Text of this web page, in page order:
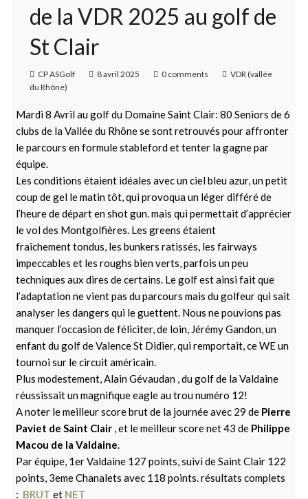
de la VDR 2025 au golf de
St Clair
CP ASGolf 8 avril 2025 0 comments
VDR (vallée
du Rhône)
Mardi 8 Avril au golf du Domaine Saint Clair: 80 Seniors de 6
clubs de la Vallée du Rhône se sont retrouvés pour affronter
le parcours en formule stableford et tenter la gagne par
équipe.
Les conditions étaient idéales avec un ciel bleu azur, un petit
coup de gel le matin tôt, qui provoqua un léger différé de
l’heure de départ en shot gun. mais qui permettait d’apprécier
le vol des Montgolfières. Les greens étaient
fraîchement tondus, les bunkers ratissés, les fairways
impeccables et les roughs bien verts, parfois un peu
techniques aux dires de certains. Le golf est ainsi fait que
l’adaptation ne vient pas du parcours mais du golfeur qui sait
analyser les dangers qui le guettent. Nous ne pouvions pas
manquer l’occasion de féliciter, de loin, Jérémy Gandon, un
enfant du golf de Valence St Didier, qui remportait, ce WE un
tournoi sur le circuit américain.
Plus modestement, Alain Gévaudan , du golf de la Valdaine
réussissait un magnifique eagle au trou numéro 12!
A noter le meilleur score brut de la journée avec 29 de Pierre
Paviet de Saint Clair , et le meilleur score net 43 de Philippe
Macou de la Valdaine.
Par équipe, 1er Valdaine 127 points, suivi de Saint Clair 122
points, 3eme Chanalets avec 118 points. résultats complets
: BRUT et NET